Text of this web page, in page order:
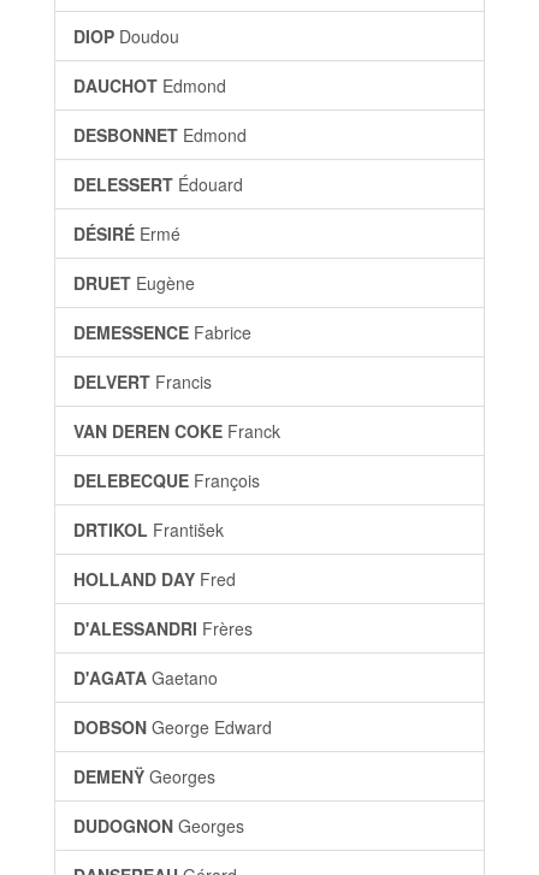
DIOP Doudou
DAUCHOT Edmond
DESBONNET Edmond
DELESSERT Édouard
DÉSIRÉ Ermé
DRUET Eugène
DEMESSENCE Fabrice
DELVERT Francis
VAN DEREN COKE Franck
DELEBECQUE François
DRTIKOL František
HOLLAND DAY Fred
D'ALESSANDRI Frères
D'AGATA Gaetano
DOBSON George Edward
DEMENŸ Georges
DUDOGNON Georges